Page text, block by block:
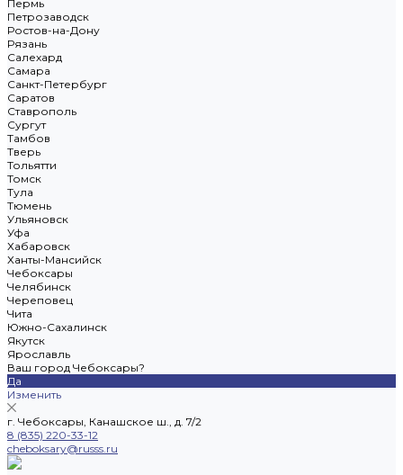
Пермь
Петрозаводск
Ростов-на-Дону
Рязань
Салехард
Самара
Санкт-Петербург
Саратов
Ставрополь
Сургут
Тамбов
Тверь
Тольятти
Томск
Тула
Тюмень
Ульяновск
Уфа
Хабаровск
Ханты-Мансийск
Чебоксары
Челябинск
Череповец
Чита
Южно-Сахалинск
Якутск
Ярославль
Ваш город Чебоксары?
Да
Изменить
г. Чебоксары, Канашское ш., д. 7/2
8 (835) 220-33-12
cheboksary@russs.ru